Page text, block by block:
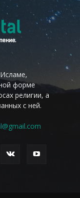
форме
религии, а
с ней.